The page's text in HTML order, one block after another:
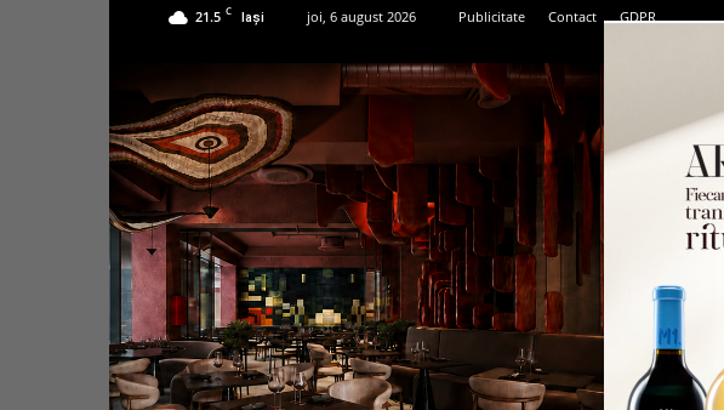
21.5 C Iași joi, 6 august 2026 Publicitate Contact GDPR